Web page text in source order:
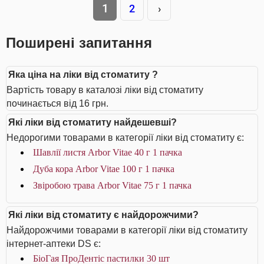
1 2 ›
Поширені запитання
Яка ціна на ліки від стоматиту ?
Вартість товару в каталозі ліки від стоматиту
починається від 16 грн.
Які ліки від стоматиту найдешевші?
Недорогими товарами в категорії ліки від стоматиту є:
Шавлії листя Arbor Vitae 40 г 1 пачка
Дуба кора Arbor Vitae 100 г 1 пачка
Звіробою трава Arbor Vitae 75 г 1 пачка
Які ліки від стоматиту є найдорожчими?
Найдорожчими товарами в категорії ліки від стоматиту
інтернет-аптеки DS є:
БіоГая ПроДентіс пастилки 30 шт